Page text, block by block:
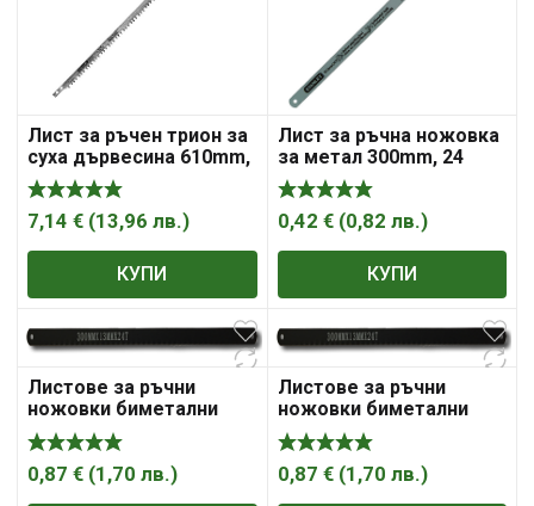
Лист за ръчен трион за
суха дървесина 610mm,
HCS въглеродна
стомана Stanley
7,14 € (13,96 лв.)
КУПИ
Лист за ръчна ножовка
за метал 300mm, 24
зъба/ инч, HCS
въглеродна стомана
Stanley
0,42 € (0,82 лв.)
КУПИ
Листове за ръчни
ножовки биметални
HSS 300x 13x 0.65; 18t
0,87 € (1,70 лв.)
Листове за ръчни
ножовки биметални
HSS 300x 13x 0.65; 24t
0,87 € (1,70 лв.)